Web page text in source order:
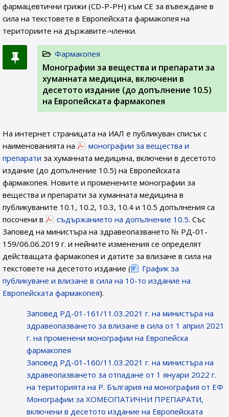
фармацевтични грижи (CD-P-PH) към СЕ за въвеждане в
сила на текстовете в Европейската фармакопея на
териториите на държавите-членки.
Фармакопея
Монографии за вещества и препарати за
хуманната медицина, включени в
десетото издание (до допълнение 10.5)
на Европейската фармакопея
На интернет страницата на ИАЛ e публикуван списък с
наименованията на
монографии за вещества и
препарати за хуманната медицина, включени в десетото
издание (до допълнение 10.5) на Европейската
фармакопея. Новите и променените монографии за
вещества и препарати за хуманната медицина в
публикуваните 10.1, 10.2, 10.3, 10.4 и 10.5 допълнения са
посочени в
съдържанието на допълнение 10.5. Със
Заповед на министъра на здравеопазването № РД-01-
159/06.06.2019 г. и нейните изменения се определят
действащата фармакопея и датите за влизане в сила на
текстовете на десетото издание (
График за
публикуване и влизане в сила на 10-то издание на
Европейската фармакопея).
Заповед РД-01-161/11.03.2021 г. на министъра на
здравеопазването за влизане в сила от 1 април 2021
г. на променени монографии на Европейска
фармакопея
Заповед РД-01-160/11.03.2021 г. на министъра на
здравеопазването за отпадане от 1 януари 2022 г.
на територията на Р. България на монография от ЕФ
Монографии за ХОМЕОПАТИЧНИ ПРЕПАРАТИ,
включени в десетото издание на Европейската